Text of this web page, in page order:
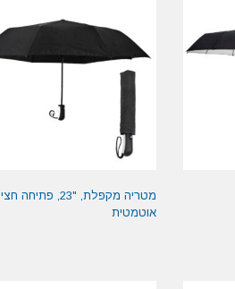
מטריה מקפלת, "23, פתיחה חצי
אוטמטית